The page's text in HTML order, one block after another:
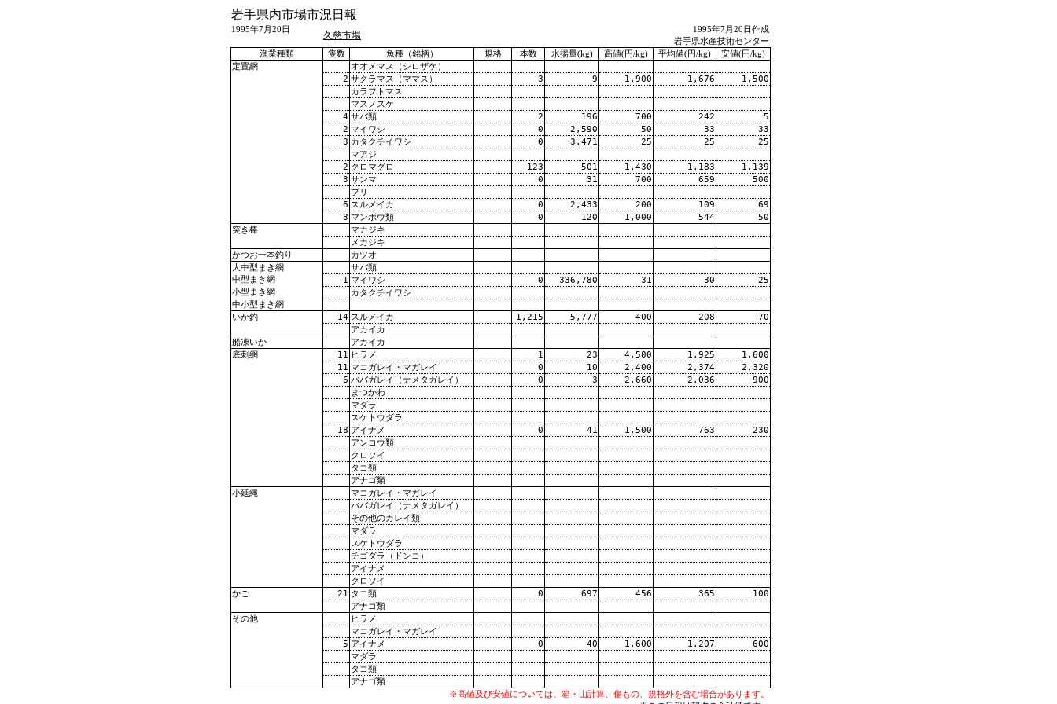
岩手県内市場市況日報
1995年7月20日
久慈市場
1995年7月20日作成
岩手県水産技術センター
漁業種類
隻数 魚種（銘柄） 規格 本数 水揚量(kg) 高値(円/kg) 平均値(円/kg)
安値(円/kg)
定置網
オオメマス（シロザケ）
2 サクラマス（ママス） 3 9 1,900 1,676
1,500
カラフトマス
マスノスケ
4 サバ類 2 196 700 242
5
2 マイワシ 0 2,590 50 33
33
3 カタクチイワシ 0 3,471 25 25
25
マアジ
2 クロマグロ 123 501 1,430 1,183
1,139
3 サンマ 0 31 700 659
500
ブリ
6 スルメイカ 0 2,433 200 109
69
3 マンボウ類 0 120 1,000 544 50
突き棒
マカジキ
メカジキ
かつお一本釣り カツオ
大中型まき網 サバ類
中型まき網 1 マイワシ 0 336,780 31 30 25
小型まき網 カタクチイワシ
中小型まき網
いか釣
14 スルメイカ 1,215 5,777 400 208
70
アカイカ
船凍いか アカイカ
底刺網 11 ヒラメ 1 23 4,500 1,925
1,600
11 マコガレイ・マガレイ 0 10 2,400 2,374
2,320
6 ババガレイ（ナメタガレイ） 0 3 2,660 2,036
900
まつかわ
マダラ
スケトウダラ
18 アイナメ 0 41 1,500 763
230
アンコウ類
クロソイ
タコ類
アナゴ類
小延縄
マコガレイ・マガレイ
ババガレイ（ナメタガレイ）
その他のカレイ類
マダラ
スケトウダラ
チゴダラ（ドンコ）
アイナメ
クロソイ
かご 21 タコ類 0 697 456 365
100
アナゴ類
その他
ヒラメ
マコガレイ・マガレイ
5 アイナメ 0 40 1,600 1,207
600
マダラ
タコ類
アナゴ類
※高値及び安値については、箱・山計算、傷もの、規格外を含む場合があります。